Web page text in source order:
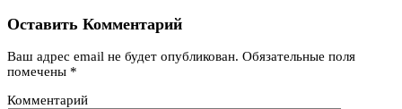
Оставить Комментарий
Ваш адрес email не будет опубликован. Обязательные поля
помечены *
Комментарий